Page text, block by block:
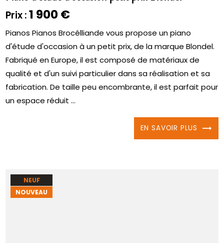
Prix :1 900 €
Pianos Pianos Brocélliande vous propose un piano
d'étude d'occasion à un petit prix, de la marque Blondel.
Fabriqué en Europe, il est composé de matériaux de
qualité et d'un suivi particulier dans sa réalisation et sa
fabrication. De taille peu encombrante, il est parfait pour
un espace réduit ...
EN SAVOIR PLUS
NEUF
NOUVEAU